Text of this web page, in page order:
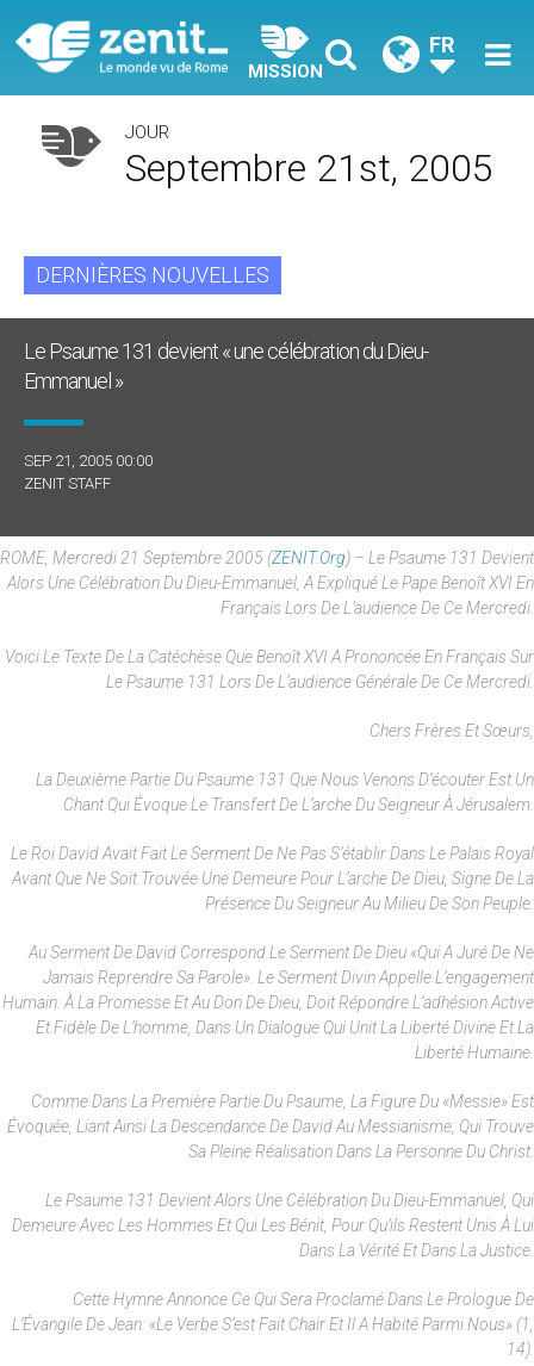
MISSION
FR
JOUR
Septembre 21st, 2005
DERNIÈRES NOUVELLES
Le Psaume 131 devient « une célébration du Dieu-
Emmanuel »
SEP 21, 2005 00:00
ZENIT STAFF
ROME, Mercredi 21 Septembre 2005 (ZENIT.org) – Le Psaume 131 Devient
Alors Une Célébration Du Dieu-Emmanuel, A Expliqué Le Pape Benoît XVI En
Français Lors De L’audience De Ce Mercredi.
Voici Le Texte De La Catéchèse Que Benoît XVI A Prononcée En Français Sur
Le Psaume 131 Lors De L’audience Générale De Ce Mercredi.
Chers Frères Et Sœurs,
La Deuxième Partie Du Psaume 131 Que Nous Venons D’écouter Est Un
Chant Qui Évoque Le Transfert De L’arche Du Seigneur À Jérusalem.
Le Roi David Avait Fait Le Serment De Ne Pas S’établir Dans Le Palais Royal
Avant Que Ne Soit Trouvée Une Demeure Pour L’arche De Dieu, Signe De La
Présence Du Seigneur Au Milieu De Son Peuple.
Au Serment De David Correspond Le Serment De Dieu «qui A Juré De Ne
Jamais Reprendre Sa Parole». Le Serment Divin Appelle L’engagement
Humain: À La Promesse Et Au Don De Dieu, Doit Répondre L’adhésion Active
Et Fidèle De L’homme, Dans Un Dialogue Qui Unit La Liberté Divine Et La
Liberté Humaine.
Comme Dans La Première Partie Du Psaume, La Figure Du «Messie» Est
Évoquée, Liant Ainsi La Descendance De David Au Messianisme, Qui Trouve
Sa Pleine Réalisation Dans La Personne Du Christ.
Le Psaume 131 Devient Alors Une Célébration Du Dieu-Emmanuel, Qui
Demeure Avec Les Hommes Et Qui Les Bénit, Pour Qu’ils Restent Unis À Lui
Dans La Vérité Et Dans La Justice.
Cette Hymne Annonce Ce Qui Sera Proclamé Dans Le Prologue De
L’Évangile De Jean: «Le Verbe S’est Fait Chair Et Il A Habité Parmi Nous» (1,
14).